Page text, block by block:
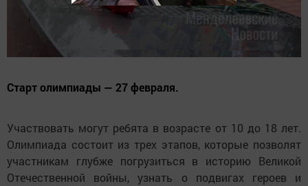
Старт олимпиады — 27 февраля.
Участвовать могут ребята в возрасте от 10 до 18 лет.
Олимпиада состоит из трех этапов, которые позволят
участникам глубже погрузиться в историю Великой
Отечественной войны, узнать о подвигах героев и